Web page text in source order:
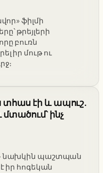
ֆիլմի
թրեյլերի
բուռն
իր մութ ու
տհաս էի և ապուշ.
ինչ
նախկին պաշտպան
իր հոգեկան